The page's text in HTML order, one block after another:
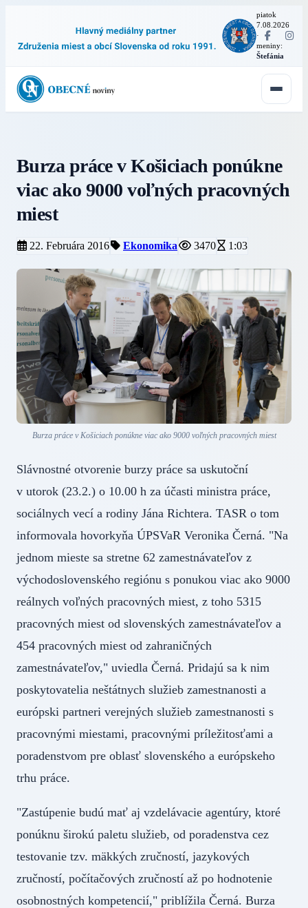
piatok
7.08.2026
·
meniny:
Štefánia
Burza práce v Košiciach ponúkne
viac ako 9000 voľných pracovných
miest
22. Februára 2016 Ekonomika 3470 1:03
Burza práce v Košiciach ponúkne viac ako 9000 voľných pracovných miest
Slávnostné otvorenie burzy práce sa uskutoční
v utorok (23.2.) o 10.00 h za účasti ministra práce,
sociálnych vecí a rodiny Jána Richtera. TASR o tom
informovala hovorkyňa ÚPSVaR Veronika Černá. "Na
jednom mieste sa stretne 62 zamestnávateľov z
východoslovenského regiónu s ponukou viac ako 9000
reálnych voľných pracovných miest, z toho 5315
pracovných miest od slovenských zamestnávateľov a
454 pracovných miest od zahraničných
zamestnávateľov," uviedla Černá. Pridajú sa k nim
poskytovatelia neštátnych služieb zamestnanosti a
európski partneri verejných služieb zamestnanosti s
pracovnými miestami, pracovnými príležitosťami a
poradenstvom pre oblasť slovenského a európskeho
trhu práce.
"Zastúpenie budú mať aj vzdelávacie agentúry, ktoré
ponúknu širokú paletu služieb, od poradenstva cez
testovanie tzv. mäkkých zručností, jazykových
zručností, počítačových zručností až po hodnotenie
osobnostných kompetencií," priblížila Černá. Burza